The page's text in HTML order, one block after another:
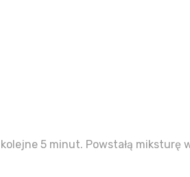
5 minut. Powstałą miksturę